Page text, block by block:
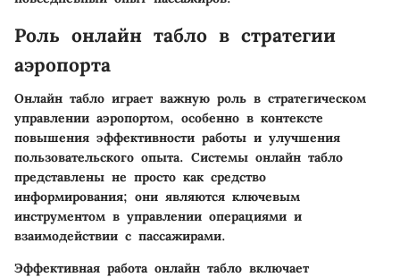
Роль онлайн табло в стратегии
аэропорта
Онлайн табло играет важную роль в стратегическом
управлении аэропортом, особенно в контексте
повышения эффективности работы и улучшения
пользовательского опыта. Системы онлайн табло
представлены не просто как средство
информирования; они являются ключевым
инструментом в управлении операциями и
взаимодействии с пассажирами.
Эффективная работа онлайн табло включает